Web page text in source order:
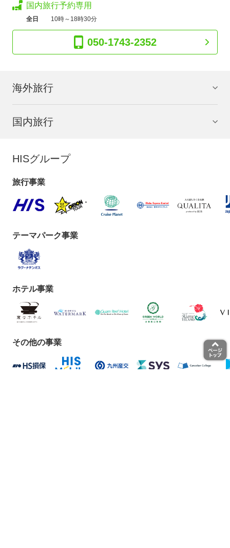
国内旅行予約専用
全日 10時～18時30分
050-1743-2352
海外旅行
国内旅行
HISグループ
旅行事業
テーマパーク事業
ホテル事業
その他の事業